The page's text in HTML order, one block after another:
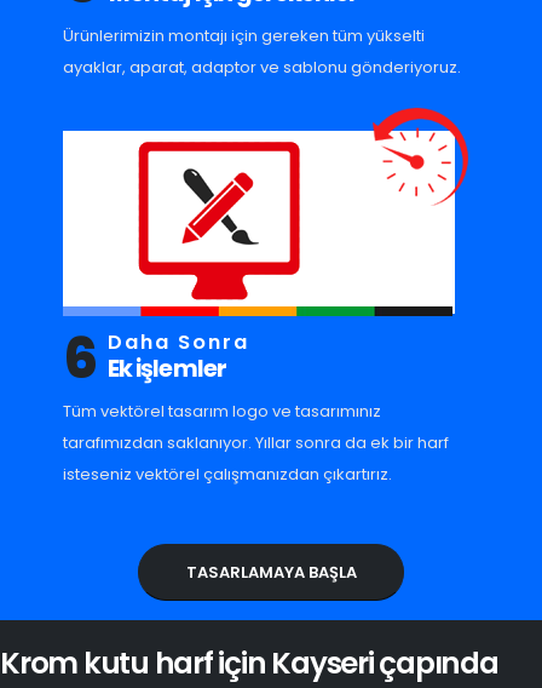
Ürünlerimizin montajı için gereken tüm yükselti
ayaklar, aparat, adaptor ve sablonu gönderiyoruz.
6 Daha Sonra
Ek işlemler
Tüm vektörel tasarım logo ve tasarımınız
tarafımızdan saklanıyor. Yıllar sonra da ek bir harf
isteseniz vektörel çalışmanızdan çıkartırız.
TASARLAMAYA BAŞLA
Krom kutu harf için Kayseri çapında